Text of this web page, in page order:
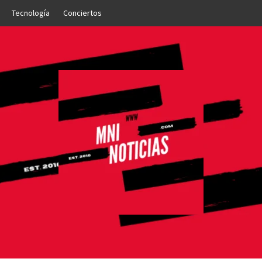
Tecnología Conciertos